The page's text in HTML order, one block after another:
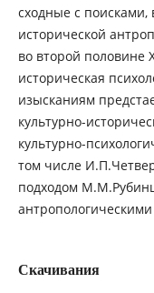
сходные с поисками,
исторической
во второй половине
историческая
изысканиям
культурно-
культурно-
том числе
подходом
Скачивания